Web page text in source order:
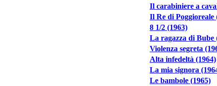
Il carabiniere a
Il Re di Poggioreale
8 1/2 (1963)
La ragazza di Bube
Violenza segreta
Alta infedeltà (1964)
La mia signora
Le bambole (1965)